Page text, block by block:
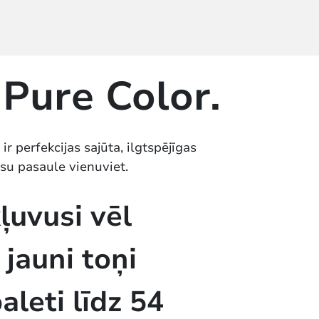
Color.
perfekcijas sajūta, ilgtspējīgas
pasaule vienuviet.
vēl
toņi
līdz 54